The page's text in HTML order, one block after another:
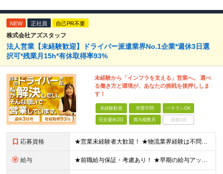
NEW 正社員 自己PR不要
株式会社アズスタッフ
法人営業【未経験歓迎】ドライバー派遣業界No.1企業*週休3日選
択可*残業月15h*有休取得率93%
未経験から「インフラを支える」営業へ。 選べ
る働き方と環境が、あなたの挑戦を後押ししま
す！
未経験歓迎 学歴不問 ベテランOK
完全週休2日 賞与複数月 面接1回
応募資格 ★営業未経験者大歓迎！ ★物流業界経験は不問！ ★学歴不問！ ★第二新卒歓迎！ ★ブランクOK！ ＼こんな方にピッタリです！／ ・「圧倒的No.1」を目指す環境で、熱く働きたい方 ・仕事も遊びも、メ
給与 ★前職給与保証・考慮あり！ ★早期の給与アップが可能です 月給24万9113円以上＋賞与年2回＋各種手当 ※経験やスキルを考慮し決定します。 ※試用期間6カ月（その間の給与・待遇に差異はありません